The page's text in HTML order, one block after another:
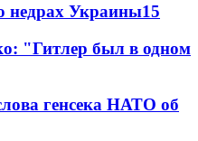
недрах Украины15
"Гитлер был в одном
генсека НАТО об